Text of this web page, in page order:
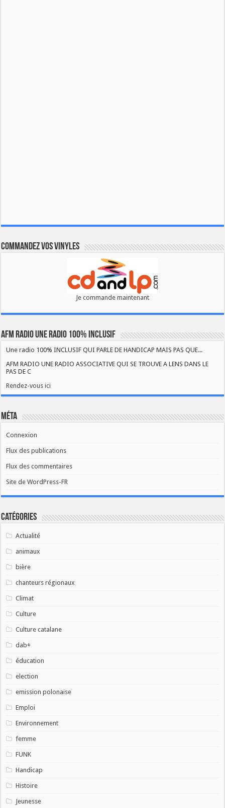
Commandez vos vinyles
Je commande maintenant
AFM RADIO UNE RADIO 100% INCLUSIF
Une radio 100% INCLUSIF QUI PARLE DE HANDICAP MAIS PAS QUE...
AFM RADIO UNE RADIO ASSOCIATIVE QUI SE TROUVE A LENS DANS LE
PAS DE C
Rendez-vous ici
Méta
Connexion
Flux des publications
Flux des commentaires
Site de WordPress-FR
Catégories
Actualité
animaux
bière
chanteurs régionaux
Climat
Culture
Culture catalane
dab+
éducation
election
emission polonaise
Emploi
Environnement
femme
FUNK
Handicap
Histoire
Jeunesse